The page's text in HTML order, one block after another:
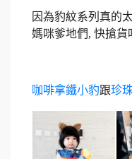
因為豹紋系列真的
媽咪爹地們, 快搶貨
咖啡拿鐵小豹跟珍